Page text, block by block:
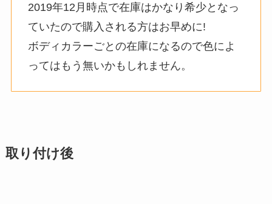
2019年12月時点で在庫はかなり希少となっ
ていたので購入される方はお早めに!
ボディカラーごとの在庫になるので色によ
ってはもう無いかもしれません。
取り付け後